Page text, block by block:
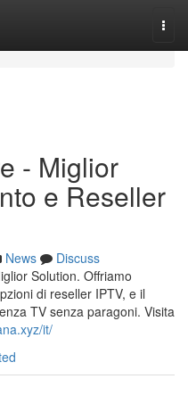
- Miglior
e Reseller
News
Discuss
Solution. Offriamo
di reseller IPTV, e il
TV senza paragoni. Visita
it/